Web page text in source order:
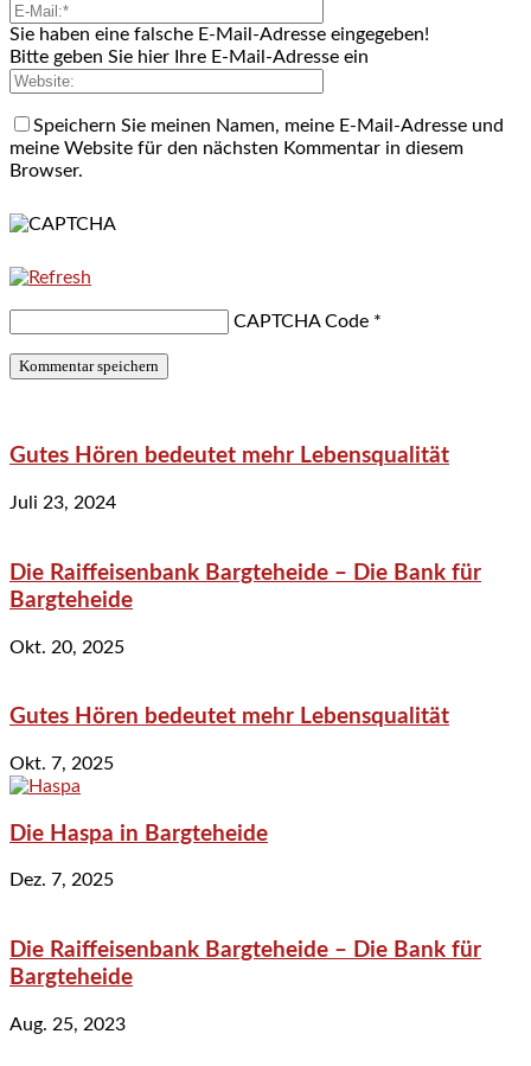
Sie haben eine falsche E-Mail-Adresse eingegeben!
Bitte geben Sie hier Ihre E-Mail-Adresse ein
Speichern Sie meinen Namen, meine E-Mail-Adresse und
meine Website für den nächsten Kommentar in diesem
Browser.
CAPTCHA Code *
Gutes Hören bedeutet mehr Lebensqualität
Juli 23, 2024
Die Raiffeisenbank Bargteheide – Die Bank für
Bargteheide
Okt. 20, 2025
Gutes Hören bedeutet mehr Lebensqualität
Okt. 7, 2025
Die Haspa in Bargteheide
Dez. 7, 2025
Die Raiffeisenbank Bargteheide – Die Bank für
Bargteheide
Aug. 25, 2023